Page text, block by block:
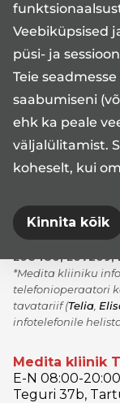
Veebiküpsised
püsi- ja
Teie
saabumiseni
ehk ka peale
väljalülitamist.
koheselt, kui
Kinnita kõik
Infotelefon
E-R 08:00-17:00
Medita kliinik
E-N 08:00-
Teguri 37b,
AS Medita
L06480, L07209,
*Medita kliiniku
telefonioperaatori
tavatariif(Telia
infotelefonile